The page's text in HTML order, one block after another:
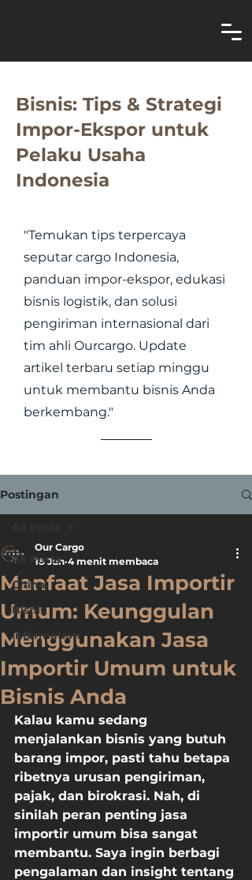
Bisnis: Tips & Strategi
Impor-Ekspor untuk
Pelaku Usaha
Indonesia
"Temukan tips terpercaya
seputar cargo Indonesia,
panduan impor-ekspor, edukasi
bisnis logistik, dan solusi
pengiriman internasional dari
tim ahli Ourcargo. Update
artikel terbaru setiap minggu
untuk membantu bisnis Anda
berkembang."
Postingan
All Posts
China
Bisnis
information
Manfaat Jasa Importir
Umum: Keunggulan
Menggunakan Jasa
Importir Umum untuk
Bisnis Anda
Our Cargo
18 Jun 4 menit membaca
Kalau kamu sedang
menjalankan bisnis yang butuh
barang impor, pasti tahu betapa
ribetnya urusan pengiriman,
pajak, dan birokrasi. Nah, di
sinilah peran penting jasa
importir umum bisa sangat
membantu. Saya ingin berbagi
pengalaman dan insight tentang